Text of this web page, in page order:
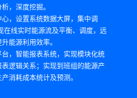
，深度挖掘。
，设置系统数据大屏，集中调
在线实时能源流及平衡、调度，远
能源利用效率。
，智能报表系统，实现模块化统
逻辑关系；实现到班组的能源产
消耗成本统计及预测。